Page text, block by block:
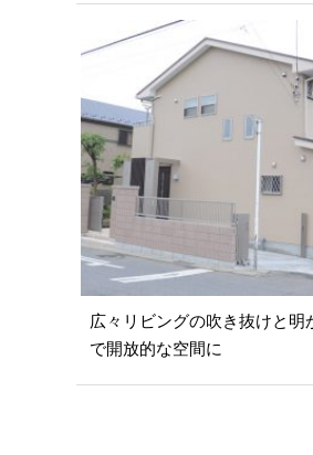
広々リビングの吹き抜けと明
で開放的な空間に